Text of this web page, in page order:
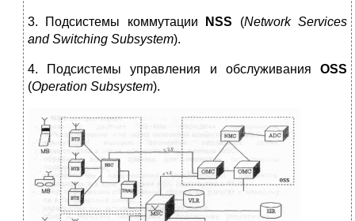
3. Подсистемы коммутации NSS (Network Services
and Switching Subsystem).
4. Подсистемы управления и обслуживания ОSS
(Operation Subsystem).